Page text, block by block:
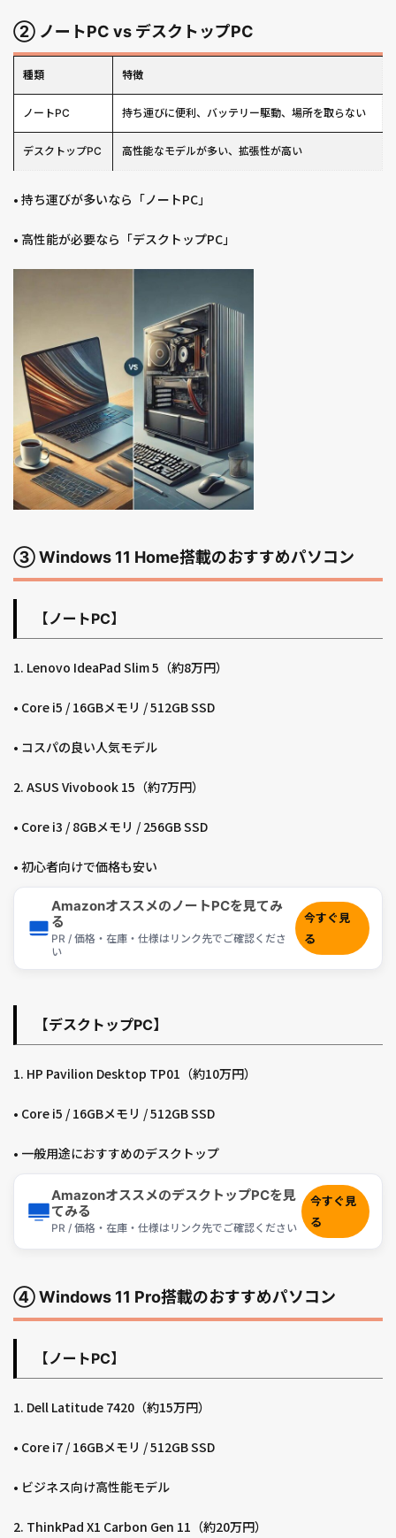
② ノートPC vs デスクトップPC
種類 特徴
ノートPC 持ち運びに便利、バッテリー駆動、場所を取らない
デスクトップPC 高性能なモデルが多い、拡張性が高い
• 持ち運びが多いなら「ノートPC」
• 高性能が必要なら「デスクトップPC」
③ Windows 11 Home搭載のおすすめパソコン
【ノートPC】
1. Lenovo IdeaPad Slim 5（約8万円）
• Core i5 / 16GBメモリ / 512GB SSD
• コスパの良い人気モデル
2. ASUS Vivobook 15（約7万円）
• Core i3 / 8GBメモリ / 256GB SSD
• 初心者向けで価格も安い
AmazonオススメのノートPCを見てみ
る
PR / 価格・在庫・仕様はリンク先でご確認くださ
い
今すぐ見
る
【デスクトップPC】
1. HP Pavilion Desktop TP01（約10万円）
• Core i5 / 16GBメモリ / 512GB SSD
• 一般用途におすすめのデスクトップ
AmazonオススメのデスクトップPCを見
てみる
PR / 価格・在庫・仕様はリンク先でご確認ください
今すぐ見
る
④ Windows 11 Pro搭載のおすすめパソコン
【ノートPC】
1. Dell Latitude 7420（約15万円）
• Core i7 / 16GBメモリ / 512GB SSD
• ビジネス向け高性能モデル
2. ThinkPad X1 Carbon Gen 11（約20万円）